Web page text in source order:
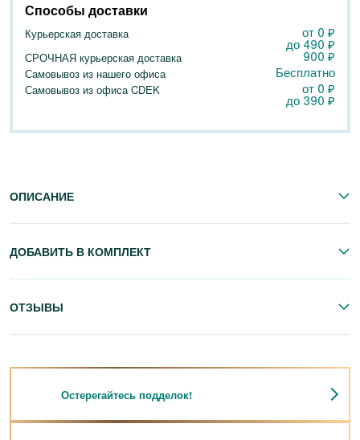
Способы доставки
Курьерская доставка от 0 ₽
до 490 ₽
СРОЧНАЯ курьерская доставка 900 ₽
Самовывоз из нашего офиса Бесплатно
Самовывоз из офиса CDEK от 0 ₽
до 390 ₽
ОПИСАНИЕ
ДОБАВИТЬ В КОМПЛЕКТ
ОТЗЫВЫ
Остерегайтесь подделок!